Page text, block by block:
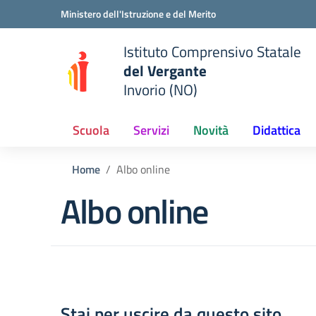
Vai ai contenuti
Vai al menu di navigazioneMinistero dell'Istruzione e del Merito
scuola
Istituto Comprensivo Statale
del Vergante
Invorio (NO)
Scuola Servizi Novità Didattica
Home Albo online
Albo online